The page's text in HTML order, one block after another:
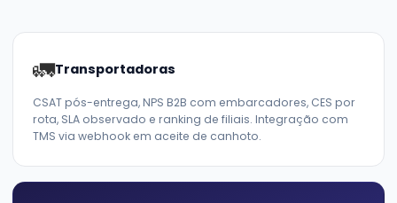
🚛Transportadoras
CSAT pós-entrega, NPS B2B com embarcadores, CES por
rota, SLA observado e ranking de filiais. Integração com
TMS via webhook em aceite de canhoto.